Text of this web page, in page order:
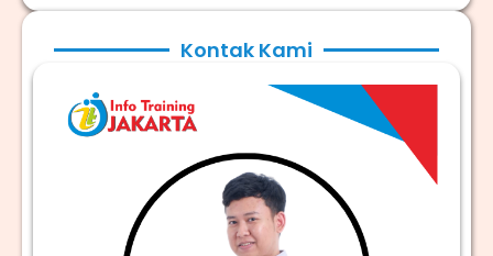
Kontak Kami